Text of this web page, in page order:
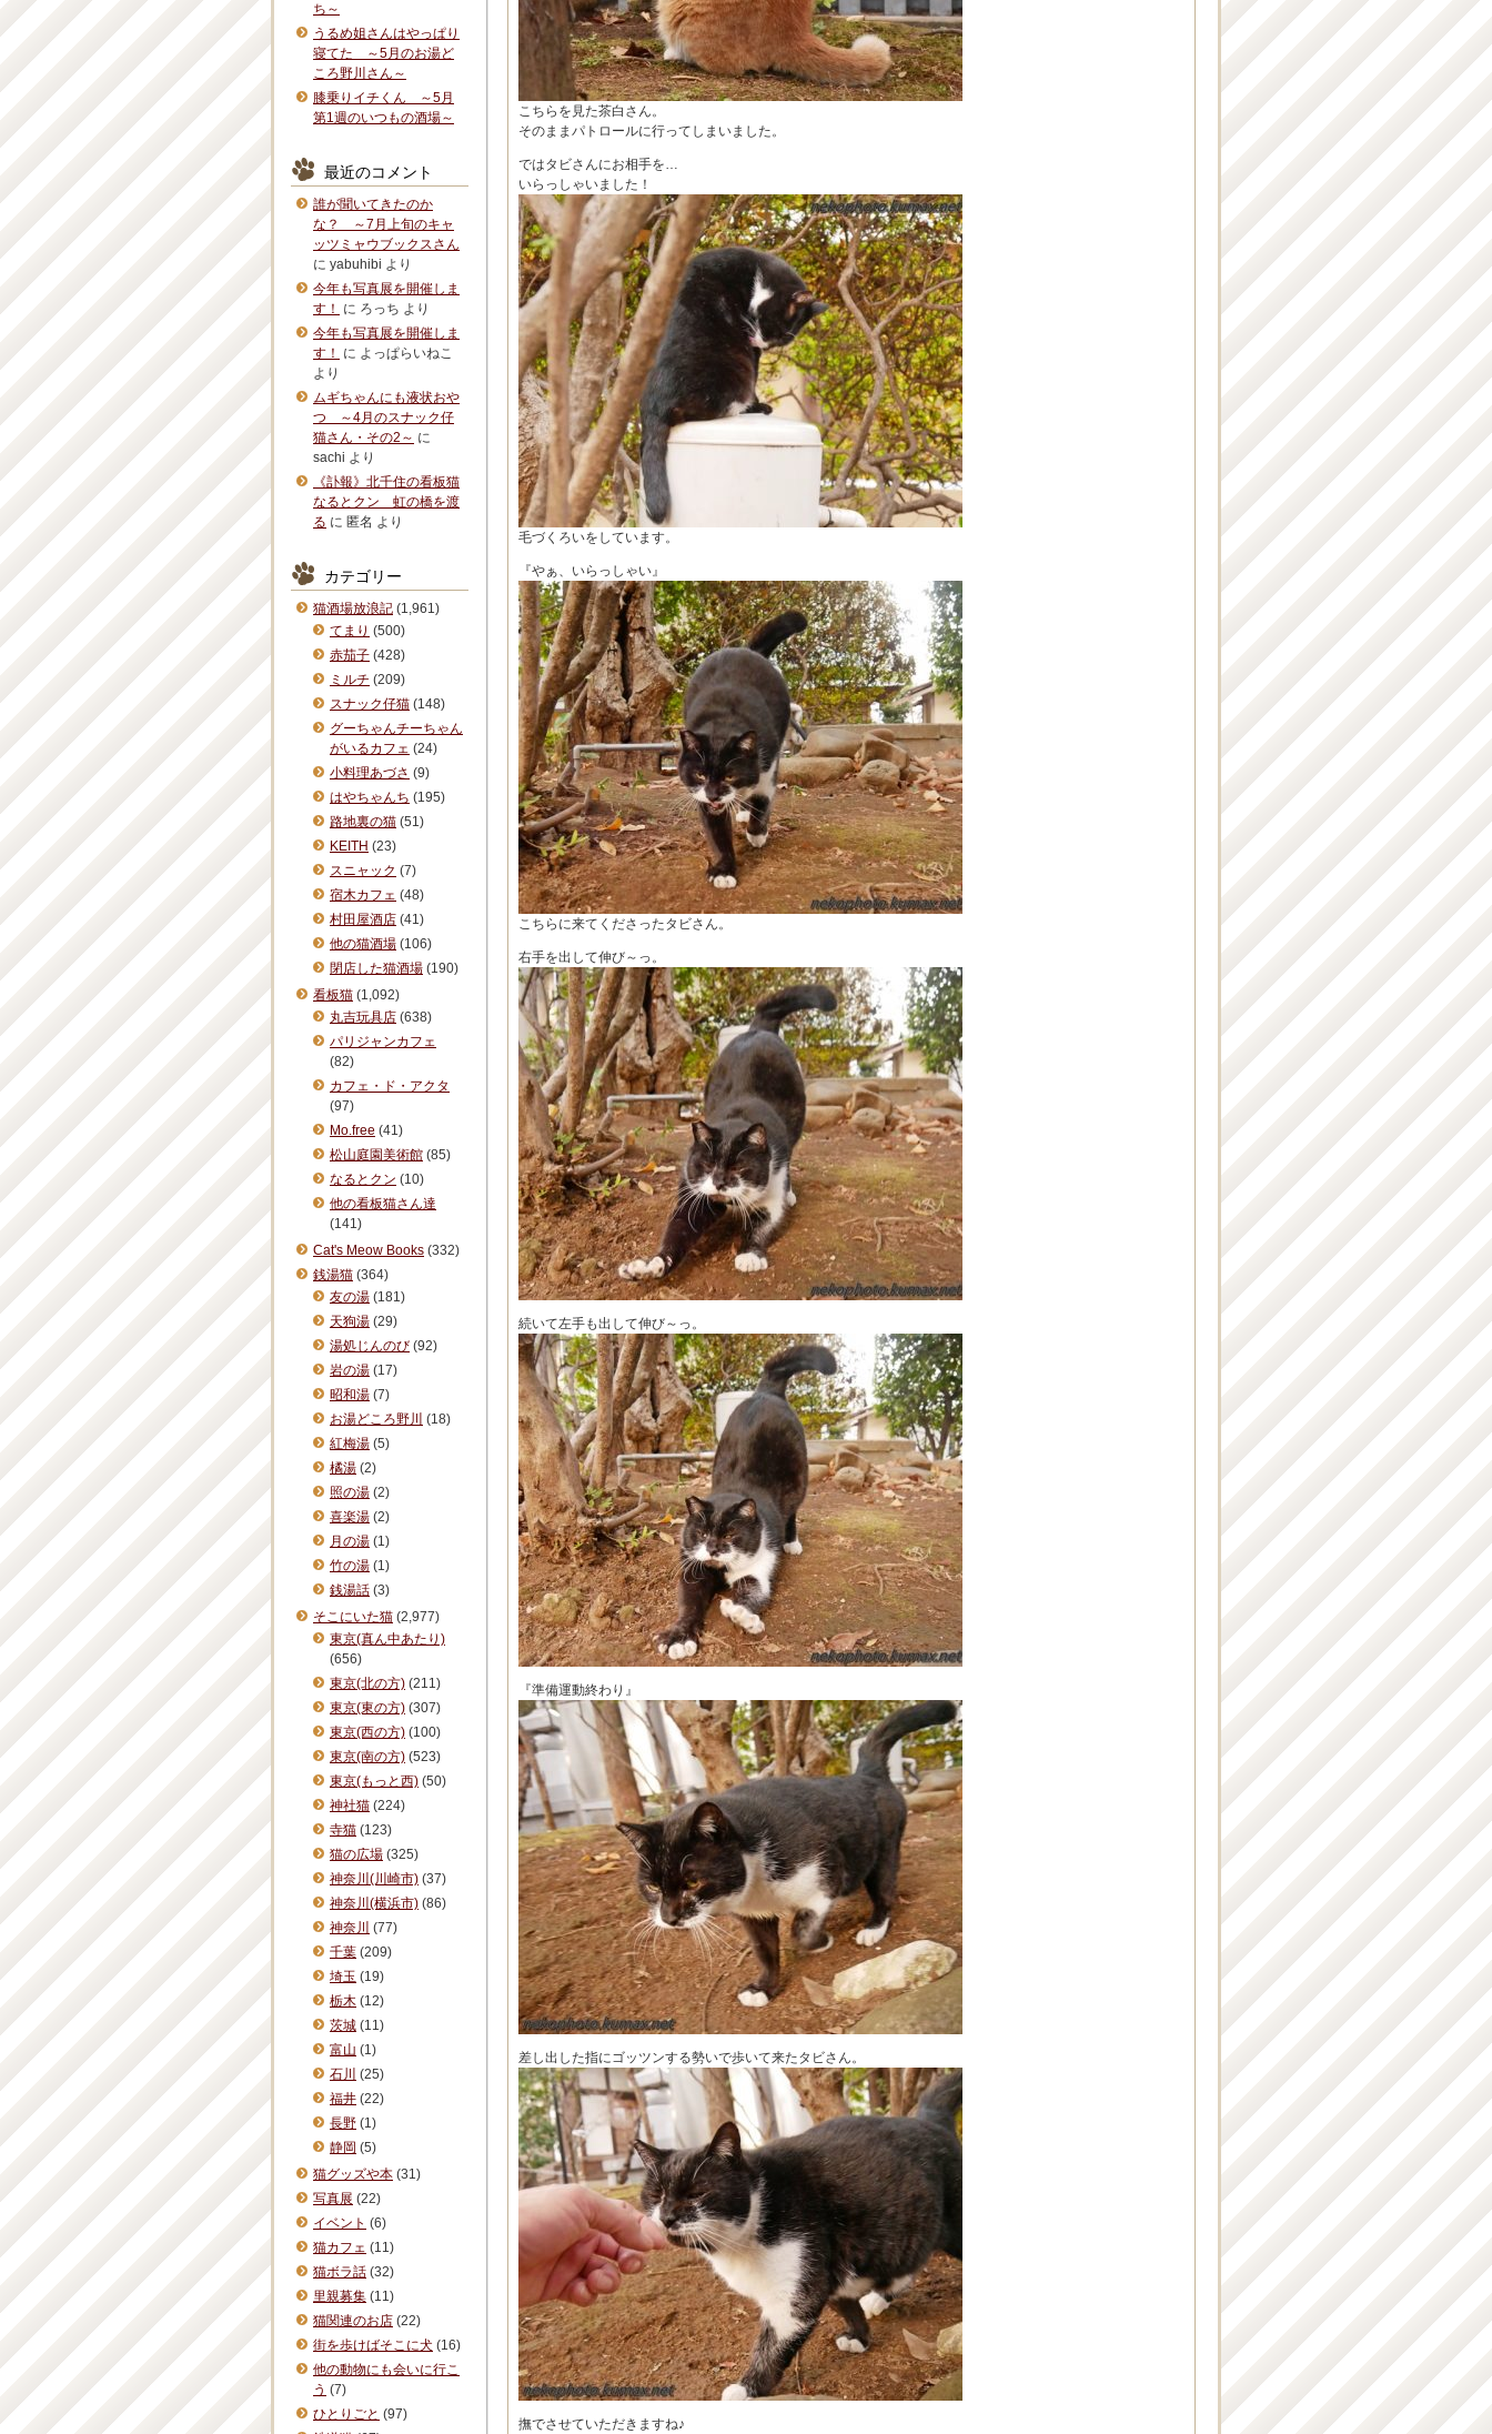
こちらを見た茶白さん。
そのままパトロールに行ってしまいました。
ではタビさんにお相手を…
いらっしゃいました！
毛づくろいをしています。
『やぁ、いらっしゃい』
こちらに来てくださったタビさん。
右手を出して伸び～っ。
続いて左手も出して伸び～っ。
『準備運動終わり』
差し出した指にゴッツンする勢いで歩いて来たタビさん。
撫でさせていただきますね♪
ち～
うるめ姐さんはやっぱり
寝てた ～5月のお湯ど
ころ野川さん～
膝乗りイチくん ～5月
第1週のいつもの酒場～
最近のコメント
誰が聞いてきたのか
な？ ～7月上旬のキャ
ッツミャウブックスさん
に yabuhibi より
今年も写真展を開催しま
す！
に ろっち より
今年も写真展を開催しま
す！
に よっぱらいねこ
より
ムギちゃんにも液状おや
つ ～4月のスナック仔
猫さん・その2～ に
sachi より
《訃報》北千住の看板猫
なるとクン 虹の橋を渡
る に 匿名 より
カテゴリー
猫酒場放浪記 (1,961)
てまり (500)
赤茄子 (428)
ミルチ (209)
スナック仔猫 (148)
グーちゃんチーちゃん
がいるカフェ (24)
小料理あづさ (9)
はやちゃんち (195)
路地裏の猫 (51)
KEITH (23)
スニャック (7)
宿木カフェ (48)
村田屋酒店 (41)
他の猫酒場 (106)
閉店した猫酒場 (190)
看板猫 (1,092)
丸吉玩具店 (638)
パリジャンカフェ
(82)
カフェ・ド・アクタ
(97)
Mo.free (41)
松山庭園美術館 (85)
なるとクン (10)
他の看板猫さん達
(141)
Cat's Meow Books (332)
銭湯猫 (364)
友の湯 (181)
天狗湯 (29)
湯処じんのび (92)
岩の湯 (17)
昭和湯 (7)
お湯どころ野川 (18)
紅梅湯 (5)
橘湯 (2)
照の湯 (2)
喜楽湯 (2)
月の湯 (1)
竹の湯 (1)
銭湯話 (3)
そこにいた猫 (2,977)
東京(真ん中あたり)
(656)
東京(北の方) (211)
東京(東の方) (307)
東京(西の方) (100)
東京(南の方) (523)
東京(もっと西) (50)
神社猫 (224)
寺猫 (123)
猫の広場 (325)
神奈川(川崎市) (37)
神奈川(横浜市) (86)
神奈川 (77)
千葉 (209)
埼玉 (19)
栃木 (12)
茨城 (11)
富山 (1)
石川 (25)
福井 (22)
長野 (1)
静岡 (5)
猫グッズや本 (31)
写真展 (22)
イベント (6)
猫カフェ (11)
猫ボラ話 (32)
里親募集 (11)
猫関連のお店 (22)
街を歩けばそこに犬 (16)
他の動物にも会いに行こ
う (7)
ひとりごと (97)